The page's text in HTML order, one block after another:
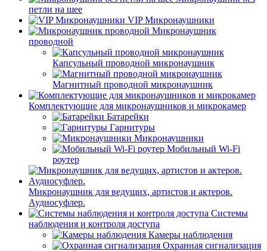
петли на шее
VIP Микронаушники
Микронаушник
проводной
Капсульный проводной микронаушник
Магнитный проводной микронаушник
Комплектующие для микронаушников и микрокамер
Батарейки
Гарнитуры
Микронаушники
Мобильный Wi-Fi
роутер
Микронаушник для ведущих, артистов и актеров.
Аудиосуфлер.
Системы
наблюдения и контроля доступа
Камеры наблюдения
Охранная сигнализация